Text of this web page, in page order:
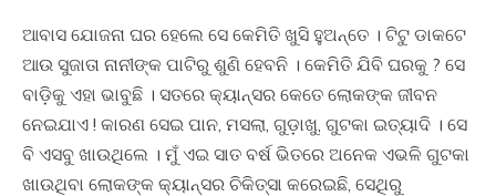
ଆବାସ ଯୋଜନା ଘର ହେଲେ ସେ କେମିତି ଖୁସି ହୁଅନ୍ତେ । ଟିଟୁ ଡାକଟେ
ଆଉ ସୁଜାତା ନାନୀଙ୍କ ପାଟିରୁ ଶୁଣି ହେବନି । କେମିତି ଯିବି ଘରକୁ ? ସେ
ବାଡ଼ିକୁ ଏହା ଭାବୁଛି । ସତରେ କ୍ୟାନ୍ସର କେତେ ଲୋକଙ୍କ ଜୀବନ
ନେଇଯାଏ ! କାରଣ ସେଇ ପାନ, ମସଲା, ଗୁଡ଼ାଖୁ, ଗୁଟକା ଇତ୍ୟାଦି । ସେ
ବି ଏସବୁ ଖାଉଥିଲେ । ମୁଁ ଏଇ ସାତ ବର୍ଷ ଭିତରେ ଅନେକ ଏଭଳି ଗୁଟକା
ଖାଉଥିବା ଲୋକଙ୍କ କ୍ୟାନ୍ସର ଚିକିତ୍ସା କରେଇଛି, ସେଥିରୁ